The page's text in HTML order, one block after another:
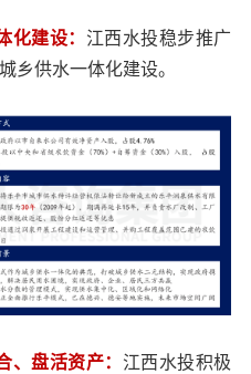
化建设： 江西水投稳步推广
乡供水一体化建设。
、盘活资产： 江西水投积极